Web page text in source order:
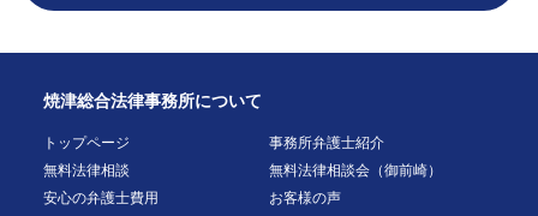
焼津総合法律事務所について
トップページ
事務所弁護士紹介
無料法律相談
無料法律相談会（御前崎）
安心の弁護士費用
お客様の声